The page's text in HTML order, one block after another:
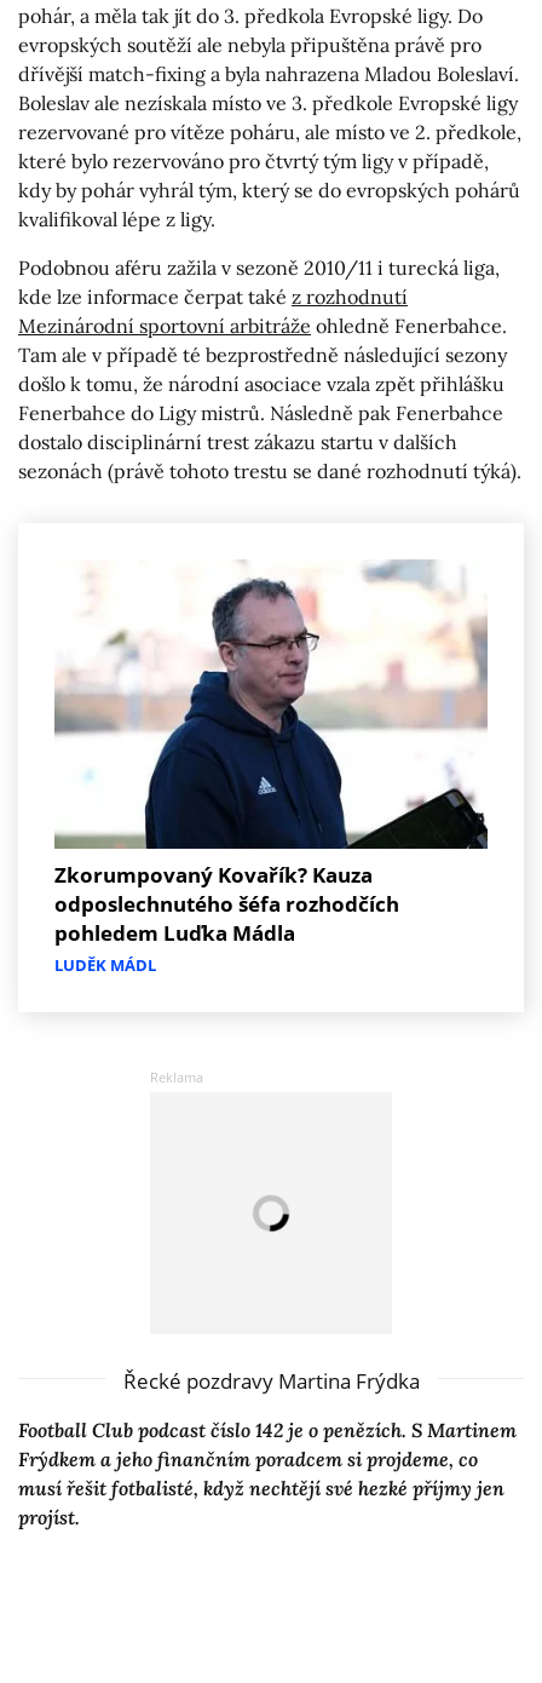
pohár, a měla tak jít do 3. předkola Evropské ligy. Do
evropských soutěží ale nebyla připuštěna právě pro
dřívější match-fixing a byla nahrazena Mladou Boleslaví.
Boleslav ale nezískala místo ve 3. předkole Evropské ligy
rezervované pro vítěze poháru, ale místo ve 2. předkole,
které bylo rezervováno pro čtvrtý tým ligy v případě,
kdy by pohár vyhrál tým, který se do evropských pohárů
kvalifikoval lépe z ligy.
Podobnou aféru zažila v sezoně 2010/11 i turecká liga,
kde lze informace čerpat také z rozhodnutí
Mezinárodní sportovní arbitráže ohledně Fenerbahce.
Tam ale v případě té bezprostředně následující sezony
došlo k tomu, že národní asociace vzala zpět přihlášku
Fenerbahce do Ligy mistrů. Následně pak Fenerbahce
dostalo disciplinární trest zákazu startu v dalších
sezonách (právě tohoto trestu se dané rozhodnutí týká).
Zkorumpovaný Kovařík? Kauza
odposlechnutého šéfa rozhodčích
pohledem Luďka Mádla
LUDĚK MÁDL
Řecké pozdravy Martina Frýdka
Football Club podcast číslo 142 je o penězích. S Martinem
Frýdkem a jeho finančním poradcem si projdeme, co
musí řešit fotbalisté, když nechtějí své hezké příjmy jen
projíst.